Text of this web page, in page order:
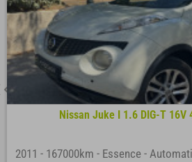
Nissan Juke I 1.6 DIG-T 16V
2011 - 167000km - Essence -